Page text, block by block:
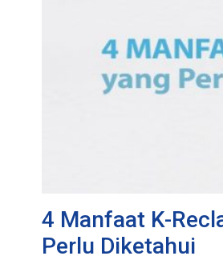
4 Manfaat K-
Perlu Diketahui